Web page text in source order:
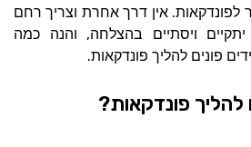
לפונדקאות.אין דרך אחרת וצריך רחם
ויסתיים בהצלחה, והנה כמה
פונים להליך פונדקאות.
להליך פונדקאות?